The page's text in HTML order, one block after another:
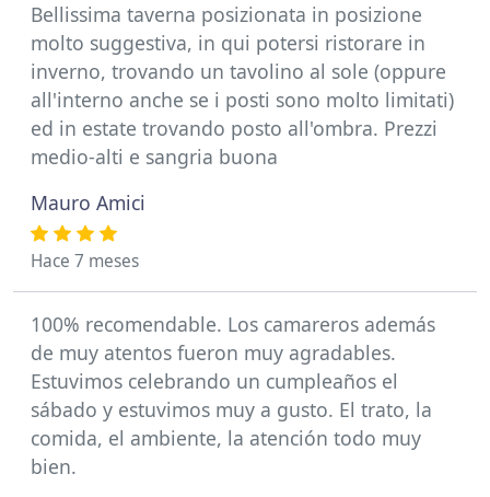
Bellissima taverna posizionata in posizione
molto suggestiva, in qui potersi ristorare in
inverno, trovando un tavolino al sole (oppure
all'interno anche se i posti sono molto limitati)
ed in estate trovando posto all'ombra. Prezzi
medio-alti e sangria buona
Mauro Amici
Hace 7 meses
100% recomendable. Los camareros además
de muy atentos fueron muy agradables.
Estuvimos celebrando un cumpleaños el
sábado y estuvimos muy a gusto. El trato, la
comida, el ambiente, la atención todo muy
bien.